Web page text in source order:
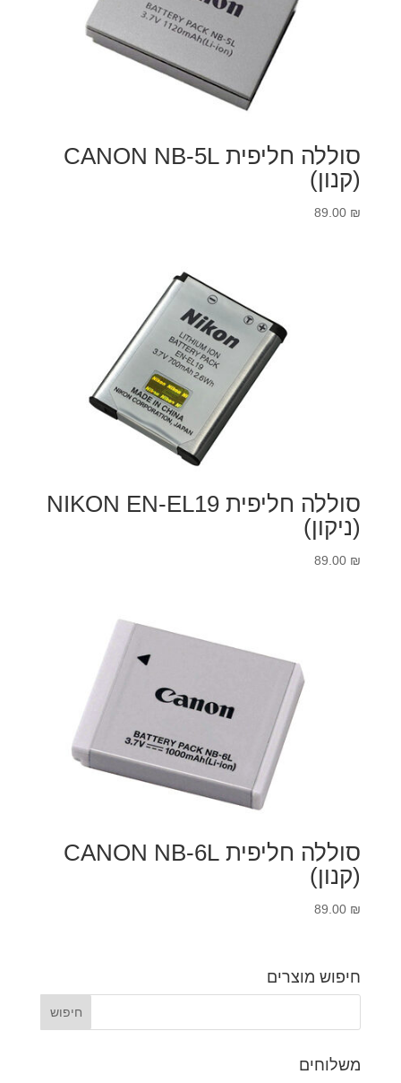
סוללה חליפית CANON NB-5L
(קנון)
89.00 ₪
סוללה חליפית NIKON EN-EL19
(ניקון)
89.00 ₪
סוללה חליפית CANON NB-6L
(קנון)
89.00 ₪
חיפוש מוצרים
משלוחים